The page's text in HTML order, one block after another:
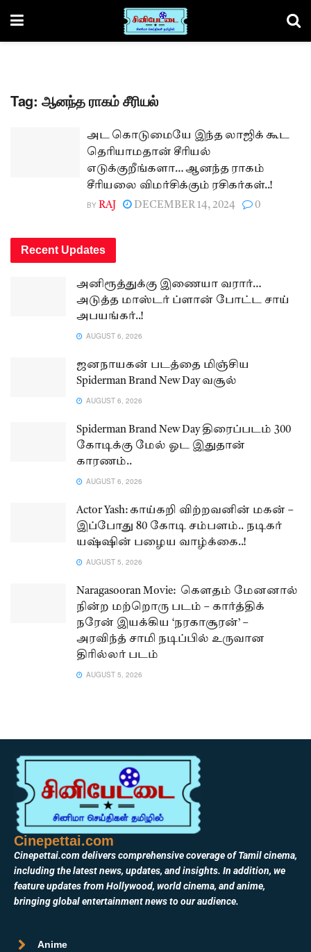
Tag: ஆனந்த ராகம் சீரியல்
அட கொடுமையே இந்த லாஜிக் கூட
தெரியாமதான் சீரியல்
எடுக்குறீங்களா… ஆனந்த ராகம்
சீரியலை விமர்சிக்கும் ரசிகர்கள்..!
BY RAJ DECEMBER 14, 2024 0
Recent Updates
அனிரூத்துக்கு இணையா வரார்…
அடுத்த மாஸ்டர் ப்ளான் போட்ட சாய்
அபயங்கர்..!
AUGUST 6, 2026
ஜனநாயகன் படத்தை மிஞ்சிய
Spiderman Brand New Day வசூல்
AUGUST 6, 2026
Spiderman Brand New Day திரைப்படம் 300
கோடிக்கு மேல் ஓட இதுதான்
காரணம்..
AUGUST 6, 2026
Actor Yash: காய்கறி விற்றவனின் மகன் –
இப்போது 80 கோடி சம்பளம்.. நடிகர்
யஷ்ஷின் பழைய வாழ்க்கை..!
AUGUST 5, 2026
Naragasooran Movie: கௌதம் மேனனால்
நின்ற மற்றொரு படம் – கார்த்திக்
நரேன் இயக்கிய ‘நரகாசூரன்’ –
அரவிந்த் சாமி நடிப்பில் உருவான
திரில்லர் படம்
AUGUST 5, 2026
Cinepettai.com
Cinepettai.com delivers comprehensive coverage of Tamil cinema,
including the latest news, updates, and insights. In addition, we
feature updates from Hollywood, world cinema, and anime,
bringing global entertainment news to our audience.
Anime